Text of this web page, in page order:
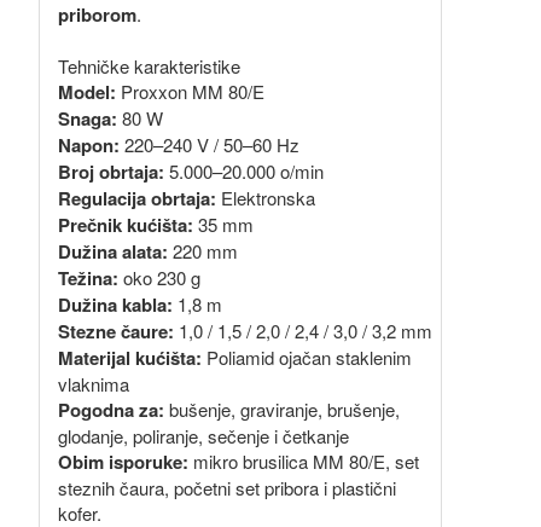
priborom.
Tehničke karakteristike
Model: Proxxon MM 80/E
Snaga: 80 W
Napon: 220–240 V / 50–60 Hz
Broj obrtaja: 5.000–20.000 o/min
Regulacija obrtaja: Elektronska
Prečnik kućišta: 35 mm
Dužina alata: 220 mm
Težina: oko 230 g
Dužina kabla: 1,8 m
Stezne čaure: 1,0 / 1,5 / 2,0 / 2,4 / 3,0 / 3,2 mm
Materijal kućišta: Poliamid ojačan staklenim
vlaknima
Pogodna za: bušenje, graviranje, brušenje,
glodanje, poliranje, sečenje i četkanje
Obim isporuke: mikro brusilica MM 80/E, set
steznih čaura, početni set pribora i plastični
kofer.